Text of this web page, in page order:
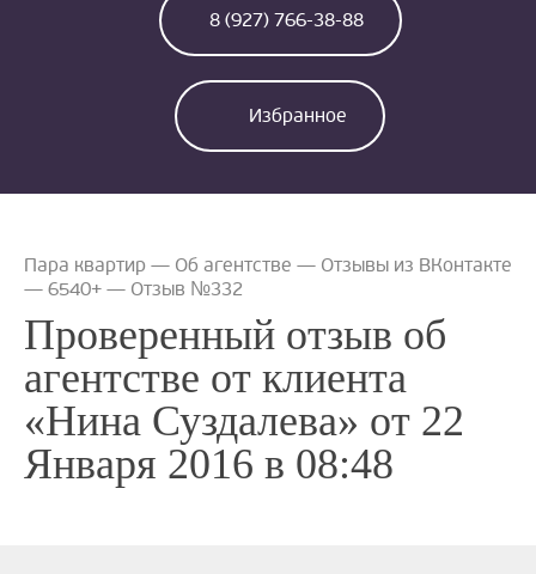
Избранное
8 (927) 766-38-88
Пара квартир — Об агентстве — Отзывы из ВКонтакте
— 6540+ — Отзыв №332
Проверенный отзыв об
агентстве от клиента
«Нина Суздалева» от 22
Января 2016 в 08:48